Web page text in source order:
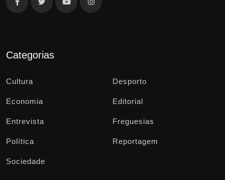
Categorias
Cultura Desporto
Economia Editorial
Entrevista Freguesias
Política Reportagem
Sociedade